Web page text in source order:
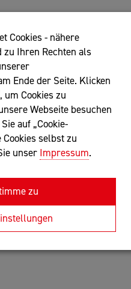
Cookies - nähere
Ihren Rechten als
Ende der Seite. Klicken
um Cookies zu
Webseite besuchen
auf „Cookie-
selbst zu
unser Impressum.
zu
einschließen:
-webshop, Exakter
MBA, MSC
Rückruf